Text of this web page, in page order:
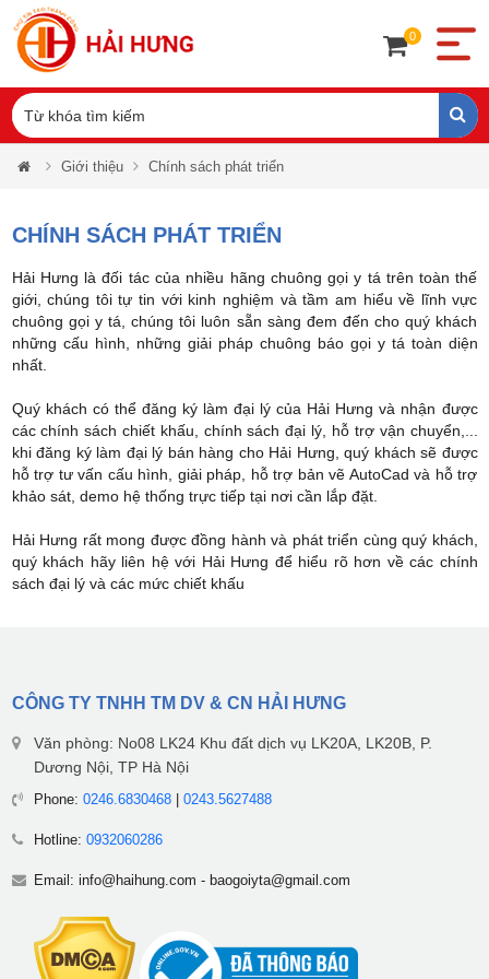
0
Giới thiệu Chính sách phát triển
CHÍNH SÁCH PHÁT TRIỂN
Hải Hưng là đối tác của nhiều hãng chuông gọi y tá trên toàn thế
giới, chúng tôi tự tin với kinh nghiệm và tầm am hiểu về lĩnh vực
chuông gọi y tá, chúng tôi luôn sẵn sàng đem đến cho quý khách
những cấu hình, những giải pháp chuông báo gọi y tá toàn diện
nhất.
Quý khách có thể đăng ký làm đại lý của Hải Hưng và nhận được
các chính sách chiết khấu, chính sách đại lý, hỗ trợ vận chuyển,...
khi đăng ký làm đại lý bán hàng cho Hải Hưng, quý khách sẽ được
hỗ trợ tư vấn cấu hình, giải pháp, hỗ trợ bản vẽ AutoCad và hỗ trợ
khảo sát, demo hệ thống trực tiếp tại nơi cần lắp đặt.
Hải Hưng rất mong được đồng hành và phát triển cùng quý khách,
quý khách hãy liên hệ với Hải Hưng để hiểu rõ hơn về các chính
sách đại lý và các mức chiết khấu
CÔNG TY TNHH TM DV & CN HẢI HƯNG
Văn phòng: No08 LK24 Khu đất dịch vụ LK20A, LK20B, P.
Dương Nội, TP Hà Nội
Phone: 0246.6830468| 0243.5627488
Hotline: 0932060286
Email: info@haihung.com - baogoiyta@gmail.com